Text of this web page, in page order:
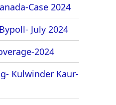
Case 2024
July 2024
2024
Kulwinder Kaur-